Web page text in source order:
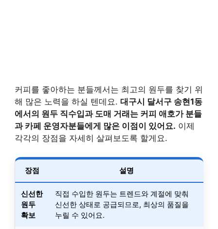
커피를 좋아하는 분들께서는 최고의 원두를 찾기 위
해 많은 노력을 하실 텐데요. 대구시 달서구 송현1동
에서의 원두 직수입과 도매 거래는 커피 애호가 분들
과 카페 운영자분들에게 많은 이점이 있어요. 이제
각각의 장점을 자세히 살펴보도록 할게요.
장점 설명
신선한
원두
확보
직접 수입한 원두는 트렌드와 계절에 맞춰
신선한 상태로 공급되므로, 최상의 품질을
누릴 수 있어요.